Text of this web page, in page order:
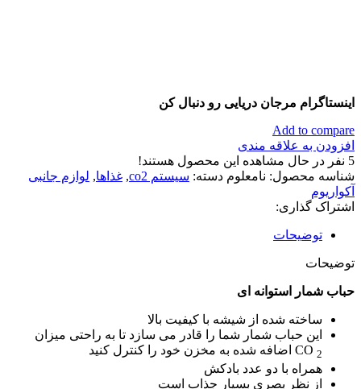
اینستاگرام مرجان دریایی رو دنبال کن
Add to compare
افزودن به علاقه مندی
5 نفر در حال مشاهده این محصول هستند!
شناسه محصول: نامعلوم دسته: سیستم co2 , غذاها, لوازم جانبی
آکواریوم
اشتراک گذاری:
توضیحات
توضیحات
حباب شمار استوانه ای
ساخته شده از شیشه با کیفیت بالا
این حباب شمار شما را قادر می سازد تا به راحتی میزان
CO 2
اضافه شده به مخزن خود را کنترل کنید
همراه با دو عدد بادکش
از نظر بصری بسیار جذاب است